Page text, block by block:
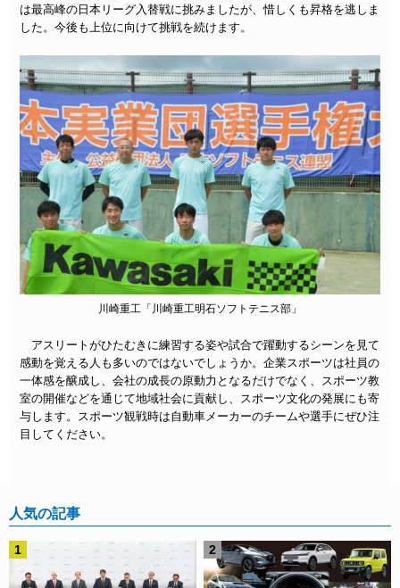
は最高峰の日本リーグ入替戦に挑みましたが、惜しくも昇格を逃しま
した。今後も上位に向けて挑戦を続けます。
川崎重工「川崎重工明石ソフトテニス部」
アスリートがひたむきに練習する姿や試合で躍動するシーンを見て
感動を覚える人も多いのではないでしょうか。企業スポーツは社員の
一体感を醸成し、会社の成長の原動力となるだけでなく、スポーツ教
室の開催などを通じて地域社会に貢献し、スポーツ文化の発展にも寄
与します。スポーツ観戦時は自動車メーカーのチームや選手にぜひ注
目してください。
人気の記事